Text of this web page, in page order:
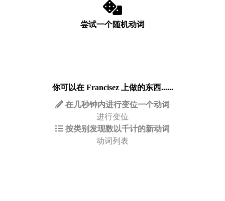
尝试一个随机动词
你可以在 Francisez 上做的东西......
在几秒钟内进行变位一个动词
进行变位
按类别发现数以千计的新动词
动词列表